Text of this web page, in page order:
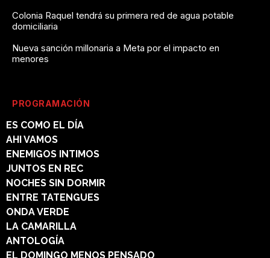
Colonia Raquel tendrá su primera red de agua potable
domiciliaria
Nueva sanción millonaria a Meta por el impacto en
menores
PROGRAMACIÓN
ES COMO EL DÍA
AHI VAMOS
ENEMIGOS INTIMOS
JUNTOS EN REC
NOCHES SIN DORMIR
ENTRE TATENGUES
ONDA VERDE
LA CAMARILLA
ANTOLOGÍA
EL DOMINGO MENOS PENSADO